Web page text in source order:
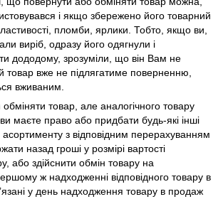
і якщо збережено його товарний
пломби, ярлики. Тобто, якщо ви,
виріб, одразу його одягнули і
дододому, зрозуміли, що він Вам не
товар вже не підлягатиме поверненню,
вживаним.
товар, але аналогічного товару
маєте право або придбати будь-які інші
з відповідним перерахуванням
назад гроші у розмірі вартості
або здійснити обмін товару на
ж надходженні відповідного товару в
у день надходження товару в продаж